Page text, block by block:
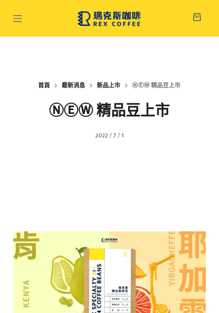
至
主
首頁 最新消息 新品上市 ⓃⒺⓌ 精品豆上市​
ⓃⒺⓌ 精品豆上市​
2022 / 7 / 1